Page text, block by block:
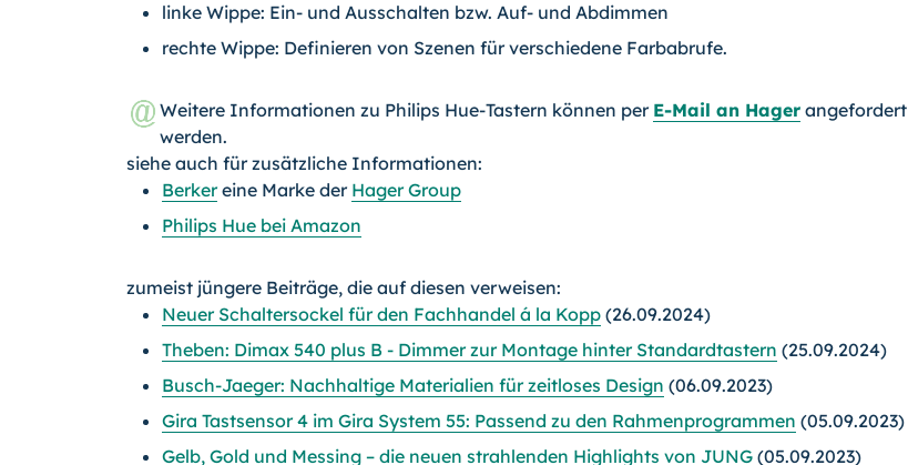
linke Wippe: Ein- und Ausschalten bzw. Auf- und Abdimmen
rechte Wippe: Definieren von Szenen für verschiedene Farbabrufe.
Weitere Informationen zu Philips Hue-Tastern können per E-Mail an Hager angefordert
werden.
siehe auch für zusätzliche Informationen:
Berkereine Marke der Hager Group
Philips Hue bei Amazon
zumeist jüngere Beiträge, die auf diesen verweisen:
Neuer Schaltersockel für den Fachhandel á la Kopp (26.09.2024)
Theben: Dimax 540 plus B - Dimmer zur Montage hinter Standardtastern (25.09.2024)
Busch-Jaeger: Nachhaltige Materialien für zeitloses Design (06.09.2023)
Gira Tastsensor 4 im Gira System 55: Passend zu den Rahmenprogrammen (05.09.2023)
Gelb, Gold und Messing – die neuen strahlenden Highlights von JUNG (05.09.2023)